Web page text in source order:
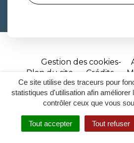
Ce site utilise des traceurs pour
statistiques d'utilisation afin améliorer
contrôler ceux que vous
Tout accepter Tout refuser
RECHERCHER
Gestion des cookies
Plan du site
Crédits
Site
réalisé
par
Inovagora